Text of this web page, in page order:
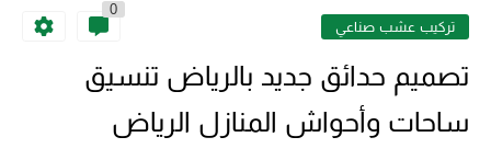
أفضل شركة لتنسيق حدائق الفلل والمنازل في الرياض بأرخص الأسعار تركيب عشب صناعي
0
تصميم حدائق جديد بالرياض تنسيق
ساحات وأحواش المنازل الرياض